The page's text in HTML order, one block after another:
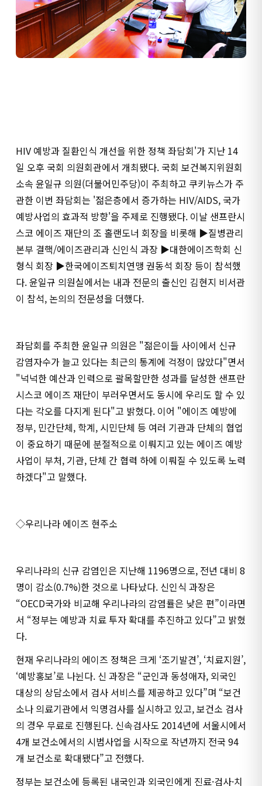
HIV 예방과 질환인식 개선을 위한 정책 좌담회'가 지난 14
일 오후 국회 의원회관에서 개최됐다. 국회 보건복지위원회
소속 윤일규 의원(더불어민주당)이 주최하고 쿠키뉴스가 주
관한 이번 좌담회는 '젊은층에서 증가하는 HIV/AIDS, 국가
예방사업의 효과적 방향'을 주제로 진행됐다. 이날 샌프란시
스코 에이즈 재단의 조 홀랜도너 회장을 비롯해 ▶질병관리
본부 결핵/에이즈관리과 신인식 과장 ▶대한에이즈학회 신
형식 회장 ▶한국에이즈퇴치연맹 권동석 회장 등이 참석했
다. 윤일규 의원실에서는 내과 전문의 출신인 김현지 비서관
이 참석, 논의의 전문성을 더했다.
좌담회를 주최한 윤일규 의원은 "젊은이들 사이에서 신규
감염자수가 늘고 있다는 최근의 통계에 걱정이 많았다"면서
"넉넉한 예산과 인력으로 괄목할만한 성과를 달성한 샌프란
시스코 에이즈 재단이 부러우면서도 동시에 우리도 할 수 있
다는 각오를 다지게 된다"고 밝혔다. 이어 "에이즈 예방에
정부, 민간단체, 학계, 시민단체 등 여러 기관과 단체의 협업
이 중요하기 때문에 분절적으로 이뤄지고 있는 에이즈 예방
사업이 부처, 기관, 단체 간 협력 하에 이뤄질 수 있도록 노력
하겠다"고 말했다.
◇우리나라 에이즈 현주소
우리나라의 신규 감염인은 지난해 1196명으로, 전년 대비 8
명이 감소(0.7%)한 것으로 나타났다. 신인식 과장은
“OECD국가와 비교해 우리나라의 감염률은 낮은 편”이라면
서 “정부는 예방과 치료 투자 확대를 추진하고 있다”고 밝혔
다.
현재 우리나라의 에이즈 정책은 크게 ‘조기발견’, ‘치료지원’,
‘예방홍보’로 나뉜다. 신 과장은 “군인과 동성애자, 외국인
대상의 상담소에서 검사 서비스를 제공하고 있다”며 “보건
소나 의료기관에서 익명검사를 실시하고 있고, 보건소 검사
의 경우 무료로 진행된다. 신속검사도 2014년에 서울시에서
4개 보건소에서의 시범사업을 시작으로 작년까지 전국 94
개 보건소로 확대됐다”고 전했다.
정부는 보건소에 등록된 내국인과 외국인에게 진료·검사·치